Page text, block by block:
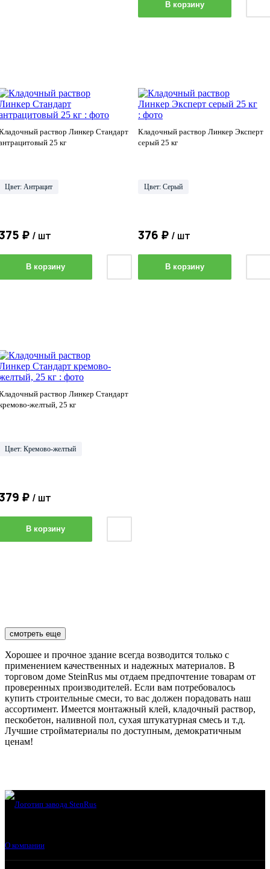
В корзину
раствор Линкер Стандарт
25 кг
Цвет: Антрацит
₽ / шт
В корзину
Кладочный раствор Линкер Эксперт
серый 25 кг
Цвет: Серый
376 ₽ / шт
В корзину
раствор Линкер Стандарт
желтый, 25 кг
Цвет: Кремово-желтый
₽ / шт
В корзину
смотреть еще
Хорошее и прочное здание всегда возводится только с
применением качественных и надежных материалов. В
торговом доме SteinRus мы отдаем предпочтение товарам от
проверенных производителей. Если вам потребовалось
купить строительные смеси, то вас должен порадовать наш
ассортимент. Имеется монтажный клей, кладочный раствор,
пескобетон, наливной пол, сухая штукатурная смесь и т.д.
Лучшие стройматериалы по доступным, демократичным
ценам!
О компании